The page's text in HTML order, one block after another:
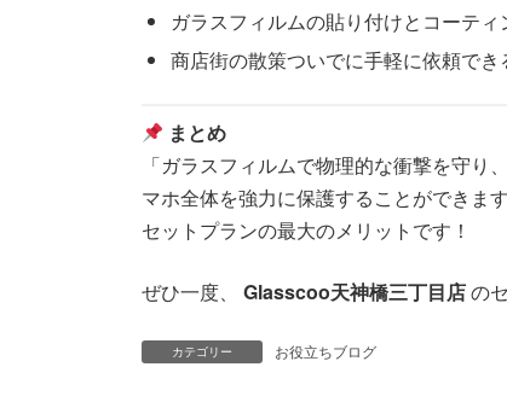
ガラスフィルムの貼り付けとコーテ
商店街の散策ついでに手軽に依頼でき
まとめ
「ガラスフィルムで物理的な衝撃を守
マホ全体を強力に保護することができま
セットプランの最大のメリットです！
ぜひ一度、 Glasscoo天神橋三丁目店の
カテゴリー お役立ちブログ